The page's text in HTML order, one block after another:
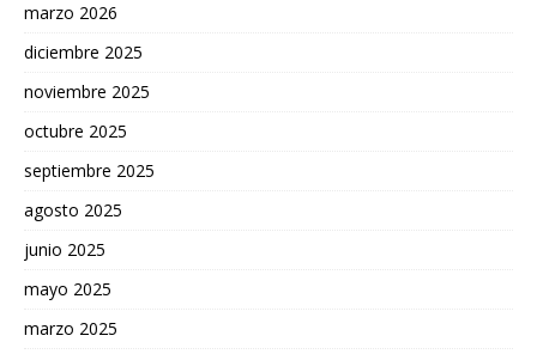
marzo 2026
diciembre 2025
noviembre 2025
octubre 2025
septiembre 2025
agosto 2025
junio 2025
mayo 2025
marzo 2025